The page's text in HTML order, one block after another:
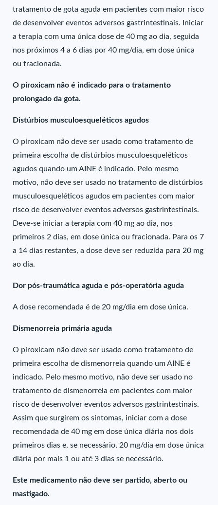
tratamento de gota aguda em pacientes com maior risco
de desenvolver eventos adversos gastrintestinais. Iniciar
a terapia com uma única dose de 40 mg ao dia, seguida
nos próximos 4 a 6 dias por 40 mg/dia, em dose única
ou fracionada.
O piroxicam não é indicado para o tratamento
prolongado da gota.
Distúrbios musculoesqueléticos agudos
O piroxicam não deve ser usado como tratamento de
primeira escolha de distúrbios musculoesqueléticos
agudos quando um AINE é indicado. Pelo mesmo
motivo, não deve ser usado no tratamento de distúrbios
musculoesqueléticos agudos em pacientes com maior
risco de desenvolver eventos adversos gastrintestinais.
Deve-se iniciar a terapia com 40 mg ao dia, nos
primeiros 2 dias, em dose única ou fracionada. Para os 7
a 14 dias restantes, a dose deve ser reduzida para 20 mg
ao dia.
Dor pós-traumática aguda e pós-operatória aguda
A dose recomendada é de 20 mg/dia em dose única.
Dismenorreia primária aguda
O piroxicam não deve ser usado como tratamento de
primeira escolha de dismenorreia quando um AINE é
indicado. Pelo mesmo motivo, não deve ser usado no
tratamento de dismenorreia em pacientes com maior
risco de desenvolver eventos adversos gastrintestinais.
Assim que surgirem os sintomas, iniciar com a dose
recomendada de 40 mg em dose única diária nos dois
primeiros dias e, se necessário, 20 mg/dia em dose única
diária por mais 1 ou até 3 dias se necessário.
Este medicamento não deve ser partido, aberto ou
mastigado.